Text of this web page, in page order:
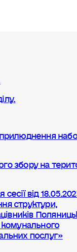
збору на
від
структури,
послуг»